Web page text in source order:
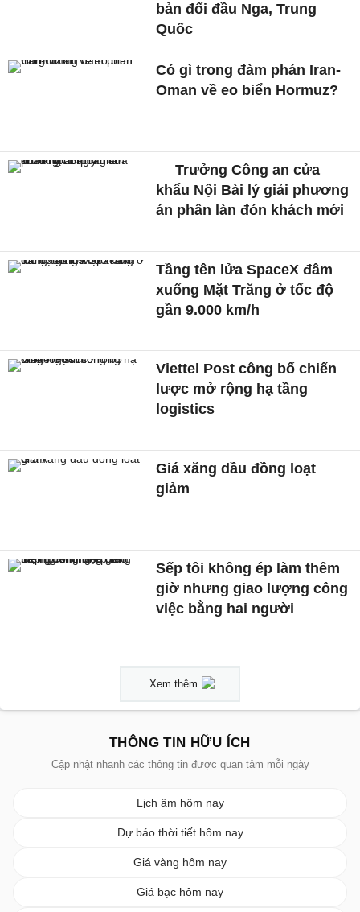
bản đối đầu Nga, Trung
Quốc
Có gì trong đàm phán Iran-
Oman về eo biển Hormuz?
Trưởng Công an cửa
khẩu Nội Bài lý giải phương
án phân làn đón khách mới
Tầng tên lửa SpaceX đâm
xuống Mặt Trăng ở tốc độ
gần 9.000 km/h
Viettel Post công bố chiến
lược mở rộng hạ tầng
logistics
Giá xăng dầu đồng loạt
giảm
Sếp tôi không ép làm thêm
giờ nhưng giao lượng công
việc bằng hai người
Xem thêm
THÔNG TIN HỮU ÍCH
Cập nhật nhanh các thông tin được quan tâm mỗi ngày
Lịch âm hôm nay
Dự báo thời tiết hôm nay
Giá vàng hôm nay
Giá bạc hôm nay